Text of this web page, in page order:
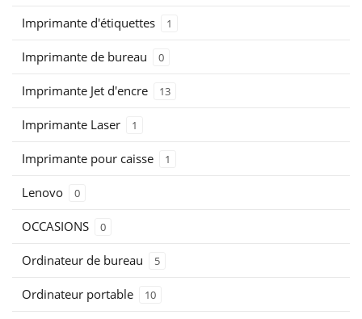
Imprimante d'étiquettes 1
Imprimante de bureau 0
Imprimante Jet d'encre 13
Imprimante Laser 1
Imprimante pour caisse 1
Lenovo 0
OCCASIONS 0
Ordinateur de bureau 5
Ordinateur portable 10